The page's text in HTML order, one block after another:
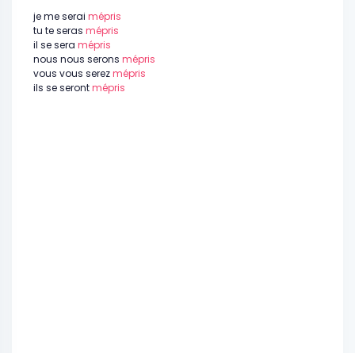
je me serai mépris
tu te seras mépris
il se sera mépris
nous nous serons mépris
vous vous serezmépris
ils se serontmépris